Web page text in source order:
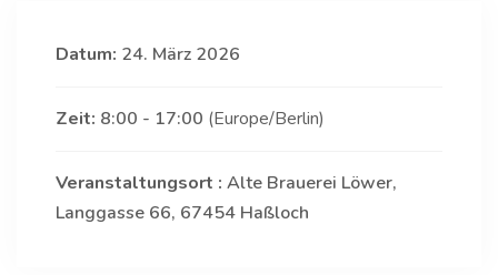
Datum: 24. März 2026
Zeit: 8:00 - 17:00 (Europe/Berlin)
Veranstaltungsort : Alte Brauerei Löwer,
Langgasse 66, 67454 Haßloch